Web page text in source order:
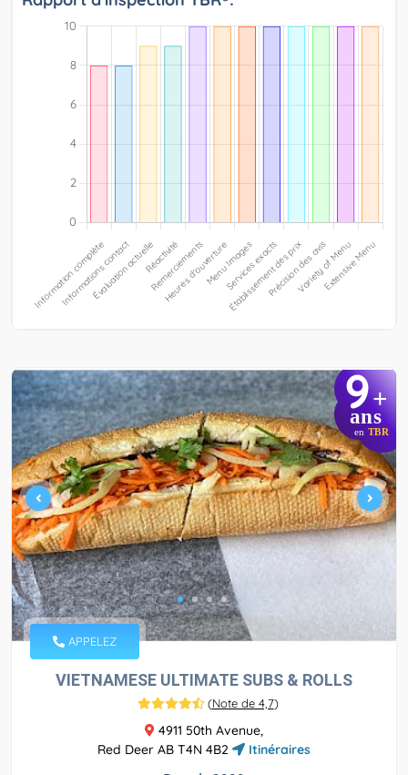
9+
ans
en TBR
APPELEZ
VIETNAMESE ULTIMATE SUBS & ROLLS
(Note de 4,7)
4911 50th Avenue,
Red Deer AB T4N 4B2
Itinéraires